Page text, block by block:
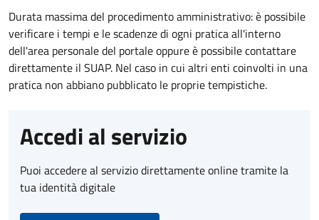
Durata massima del procedimento amministrativo: è possibile
verificare i tempi e le scadenze di ogni pratica all'interno
dell'area personale del portale oppure è possibile contattare
direttamente il SUAP. Nel caso in cui altri enti coinvolti in una
pratica non abbiano pubblicato le proprie tempistiche.
Accedi al servizio
Puoi accedere al servizio direttamente online tramite la
tua identità digitale